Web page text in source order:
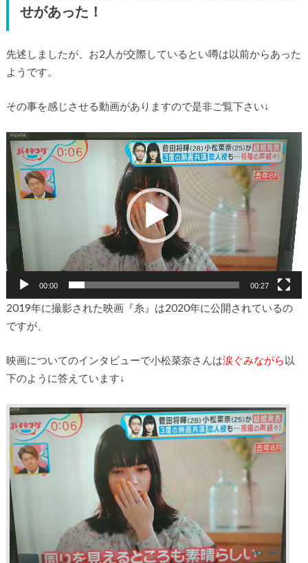
せがあった！
先述しましたが、お2人が交際しているとい噂は以前からあった
ようです。
その事を感じさせる動画がありますので是非ご覧下さい↓
動
画
プ
レ
00:00 00:27
2019年に撮影された映画『糸』は2020年に公開されているの
ですが、
映画についてのインタビューで小松菜奈さんは涙ぐみながら 以
下のように答えています↓